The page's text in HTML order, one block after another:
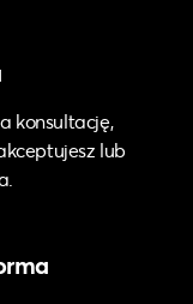
konsultację,
lub